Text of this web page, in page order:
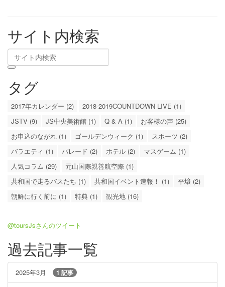
サイト内検索
タグ
2017年カレンダー (2)
2018-2019COUNTDOWN LIVE (1)
JSTV (9)
JS中央美術館 (1) Q & A (1)
お客様の声 (25)
お申込のながれ (1)
ゴールデンウィーク (1)
スポーツ (2)
バラエティ (1)
パレード (2) ホテル (2)
マスゲーム (1)
人気コラム (29)
元山国際親善航空際 (1)
共和国で走るバスたち (1)
共和国イベント速報！ (1)
平壌 (2)
朝鮮に行く前に (1)
特典 (1) 観光地 (16)
@toursJsさんのツイート
過去記事一覧
2025年3月 1 記事